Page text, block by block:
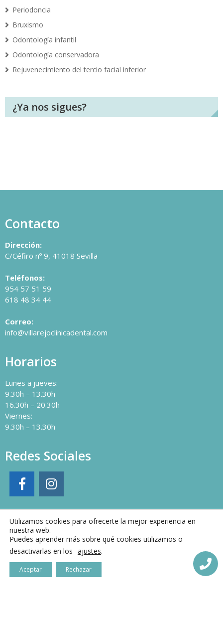
Periodoncia
Bruxismo
Odontología infantil
Odontología conservadora
Rejuvenecimiento del tercio facial inferior
¿Ya nos sigues?
Contacto
Dirección:
C/Céfiro nº 9, 41018 Sevilla
Teléfonos:
954 57 51 59
618 48 34 44
Correo:
info@villarejoclinicadental.com
Horarios
Lunes a jueves:
9.30h – 13.30h
16.30h – 20.30h
Viernes:
9.30h – 13.30h
Redes Sociales
Utilizamos cookies para ofrecerte la mejor experiencia en
nuestra web.
Puedes aprender más sobre qué cookies utilizamos o
desactivarlas en los ajustes.
Aceptar Rechazar